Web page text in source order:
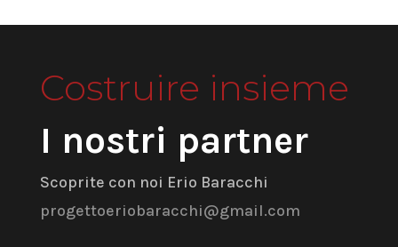
Costruire insieme
I nostri partner
Scoprite con noi Erio Baracchi
progettoeriobaracchi@gmail.com